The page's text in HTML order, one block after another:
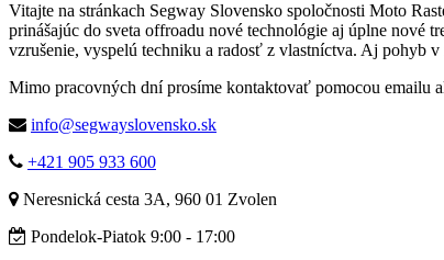
Vitajte na stránkach Segway Slovensko spoločnosti Moto
prinášajúc do sveta offroadu nové technológie aj úplne
vzrušenie, vyspelú techniku a radosť z vlastníctva. Aj pohyb
Mimo pracovných dní prosíme kontaktovať pomocou emailu
info@segwayslovensko.sk
+421 905 933 600
Neresnická cesta 3A, 960 01 Zvolen
Pondelok-Piatok 9:00 - 17:00